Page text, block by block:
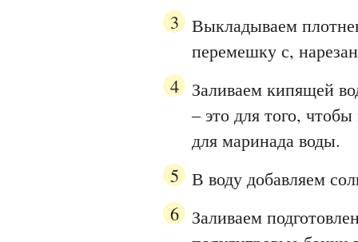
Выкладываем
перемешку с,
Заливаем кипящей
– это для того,
для маринада воды.
В воду добавляем
Заливаем